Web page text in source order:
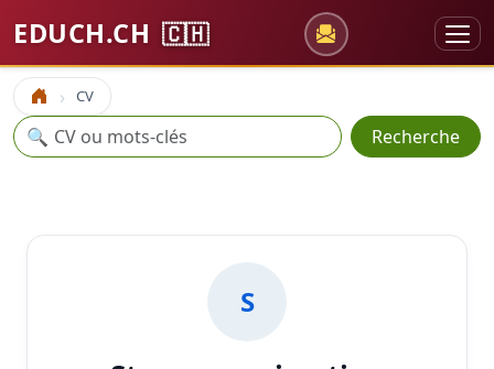
EDUCH.CH 🇨🇭
Accueil CV
Recherche
🔍 Recherche
S